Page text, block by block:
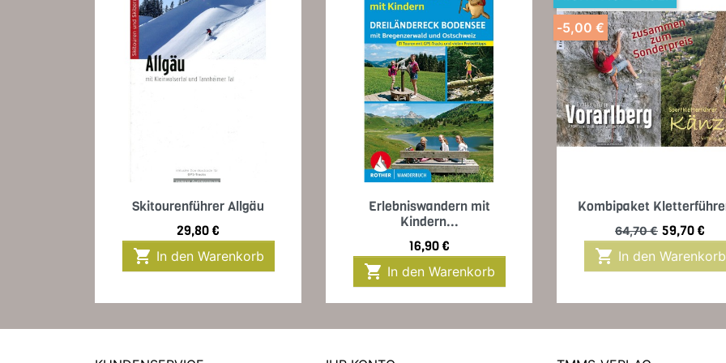
Vorschau
Skitourenführer Allgäu
Preis
29,80 €
 In den Warenkorb
Vorschau
Erlebniswandern mit
Kindern...
Preis
16,90 €
 In den Warenkorb
 Vorschau
Kombipaket
Verkaufspreis
64,70 € Preis
59,70 €
 In den Warenkorb
-5,00 €